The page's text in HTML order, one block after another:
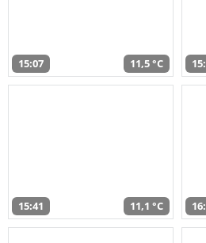
15:07 11,5 °C
15:41 11,1 °C